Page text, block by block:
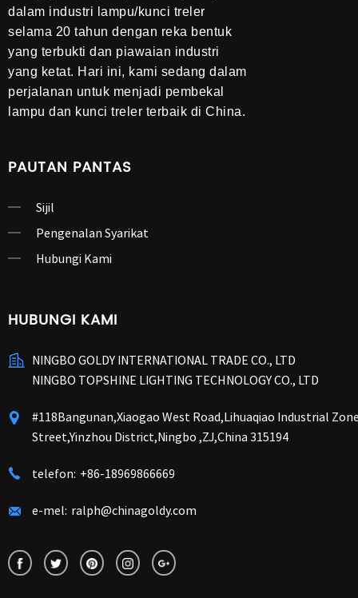
dalam industri lampu/kunci treler
selama 20 tahun dengan reka bentuk
yang terbukti dan piawaian industri
yang ketat. Hari ini, kami sedang dalam
perjalanan untuk menjadi pembekal
lampu dan kunci treler terbaik di China.
PAUTAN PANTAS
Sijil
Pengenalan Syarikat
Hubungi Kami
HUBUNGI KAMI
NINGBO GOLDY INTERNATIONAL TRADE CO., LTD
NINGBO TOPSHINE LIGHTING TECHNOLOGY CO., LTD
#118Bangunan,Xiaogao West Road,Lihuaqiao Industrial
Street,Yinzhou District,Ningbo ,ZJ,China 315194
telefon: +86-18969866669
e-mel: ralph@chinagoldy.com